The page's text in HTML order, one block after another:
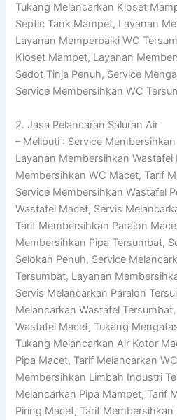
Tukang Melancarkan Kloset
Septic Tank Mampet, Layanan
Layanan Memperbaiki WC
Kloset Mampet, Layanan
Sedot Tinja Penuh, Service
Service Membersihkan WC
2. Jasa Pelancaran Saluran Air
– Meliputi : Service
Layanan Membersihkan Wastafel
Membersihkan WC Macet, Tarif
Service Membersihkan Wastafel
Wastafel Macet, Servis
Tarif Membersihkan Paralon
Membersihkan Pipa Tersumbat,
Selokan Penuh, Service
Tersumbat, Layanan
Servis Melancarkan Paralon
Melancarkan Wastafel
Wastafel Macet, Tukang
Tukang Melancarkan Air Kotor
Pipa Macet, Tarif Melancarkan
Membersihkan Limbah Industri
Melancarkan Pipa Mampet, Tarif
Piring Macet, Tarif Membersihkan